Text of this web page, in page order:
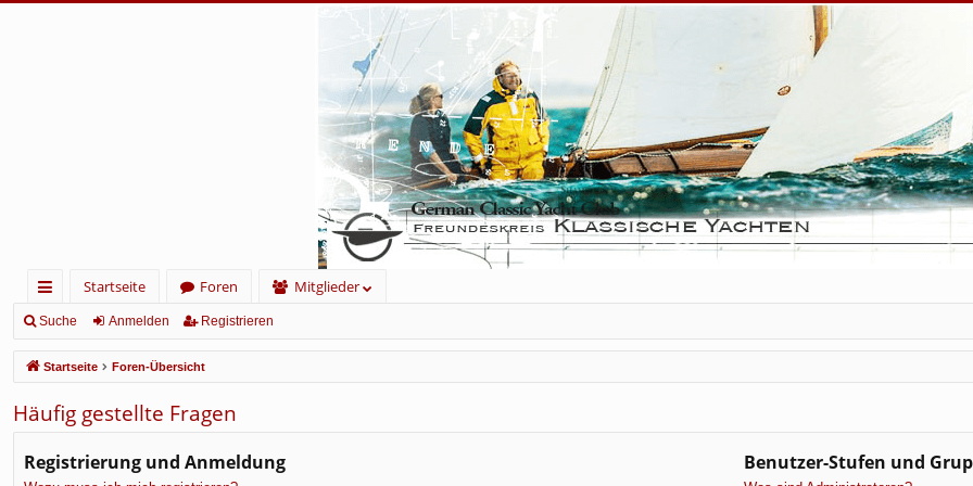
ch
ne
llz
ug
rif
Startseite Foren
Mitglieder
Suche Anmelden Registrieren
Startseite Foren-Übersicht
Häufig gestellte Fragen
Registrierung und Anmeldung Benutzer-Stufen und